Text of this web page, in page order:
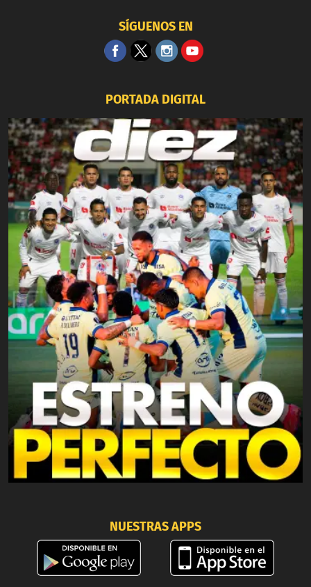
SÍGUENOS EN
PORTADA DIGITAL
NUESTRAS APPS